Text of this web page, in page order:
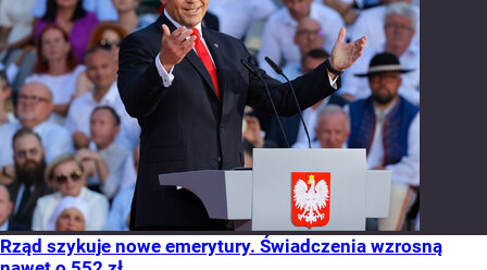
Rząd szykuje nowe emerytury. Świadczenia wzrosną